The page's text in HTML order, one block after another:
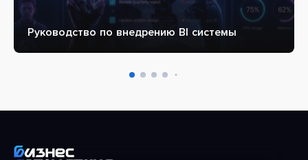
Руководство по внедрению BI системы